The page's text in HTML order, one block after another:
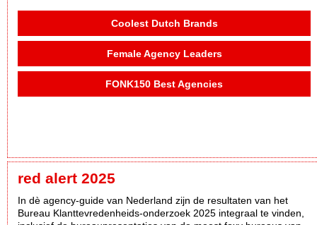
Coolest Dutch Brands
Female Agency Leaders
FONK150 Best Agencies
red alert 2025
In dè agency-guide van Nederland zijn de resultaten van het
Bureau Klanttevredenheids-onderzoek 2025 integraal te vinden,